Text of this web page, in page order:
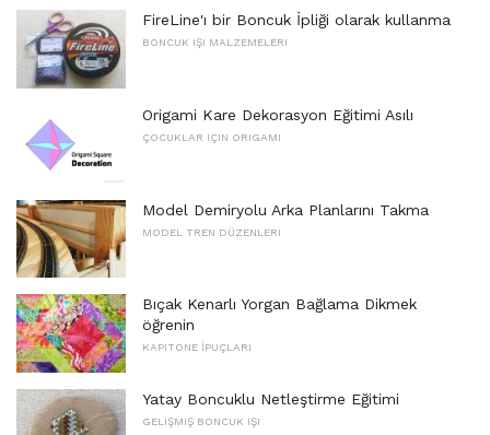
FireLine'ı bir Boncuk İpliği olarak kullanma
BONCUK IŞI MALZEMELERI
Origami Kare Dekorasyon Eğitimi Asılı
ÇOCUKLAR IÇIN ORIGAMI
Model Demiryolu Arka Planlarını Takma
MODEL TREN DÜZENLERI
Bıçak Kenarlı Yorgan Bağlama Dikmek
öğrenin
KAPITONE İPUÇLARI
Yatay Boncuklu Netleştirme Eğitimi
GELIŞMIŞ BONCUK IŞI